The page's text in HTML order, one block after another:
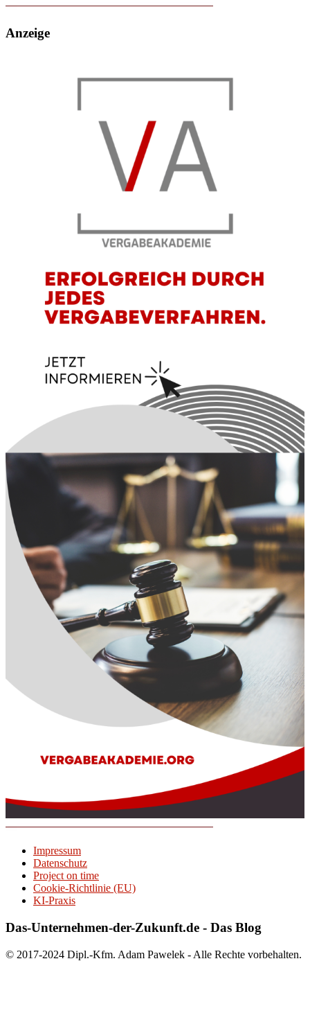
Anzeige
Impressum
Datenschutz
Project on time
Cookie-Richtlinie (EU)
KI-Praxis
Das-Unternehmen-der-Zukunft.de - Das Blog
© 2017-2024 Dipl.-Kfm. Adam Pawelek - Alle Rechte vorbehalten.